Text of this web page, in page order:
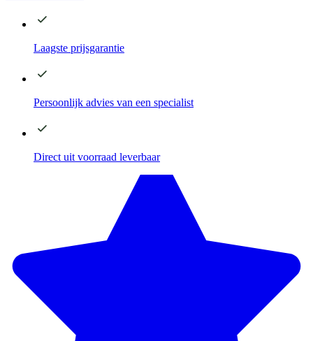
Laagste prijsgarantie
Persoonlijk advies van een specialist
Direct uit voorraad leverbaar